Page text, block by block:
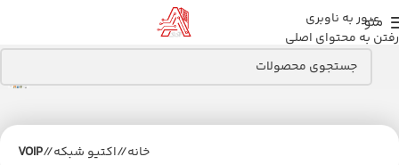
عبور به ناوبری
رفتن به محتوای اصلی
منو
خانه/ اکتیو شبکه/
VOIP